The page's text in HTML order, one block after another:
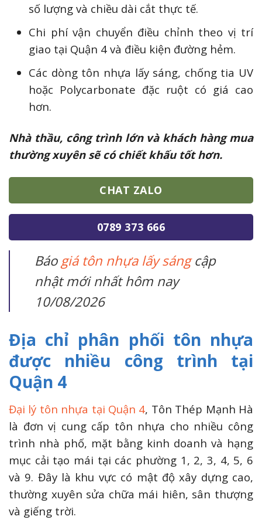
số lượng và chiều dài cắt thực tế.
Chi phí vận chuyển điều chỉnh theo vị trí
giao tại Quận 4 và điều kiện đường hẻm.
Các dòng tôn nhựa lấy sáng, chống tia UV
hoặc Polycarbonate đặc ruột có giá cao
hơn.
Nhà thầu, công trình lớn và khách hàng mua
thường xuyên sẽ có chiết khấu tốt hơn.
CHAT ZALO
0789 373 666
Báogiá tôn nhựa lấy sángcập
nhật mới nhất hôm nay
10/08/2026
Địa chỉ phân phối tôn nhựa
được nhiều công trình tại
Quận 4
Đại lý tôn nhựa tại Quận 4, Tôn Thép Mạnh Hà
là đơn vị cung cấp tôn nhựa cho nhiều công
trình nhà phố, mặt bằng kinh doanh và hạng
mục cải tạo mái tại các phường 1, 2, 3, 4, 5, 6
và 9. Đây là khu vực có mật độ xây dựng cao,
thường xuyên sửa chữa mái hiên, sân thượng
và giếng trời.